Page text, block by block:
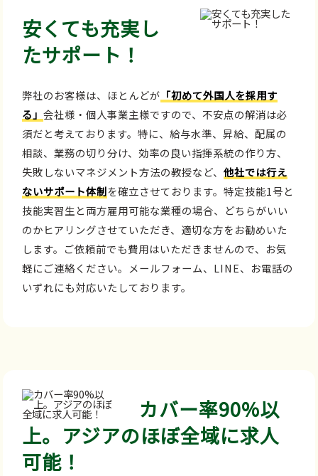
安くても充実し
たサポート！
弊社のお客様は、ほとんどが 「初めて外国人を採用す
る」会社様・個人事業主様ですので、不安点の解消は必
須だと考えております。特に、給与水準、昇給、配属の
相談、業務の切り分け、効率の良い指揮系統の作り方、
失敗しないマネジメント方法の教授など、他社では行え
ないサポート体制を確立させております。特定技能1号と
技能実習生と両方雇用可能な業種の場合、どちらがいい
のかヒアリングさせていただき、適切な方をお勧めいた
します。ご依頼前でも費用はいただきませんので、お気
軽にご連絡ください。メールフォーム、LINE、お電話の
いずれにも対応いたしております。
カバー率90%以
上。アジアのほぼ全域に求人
可能！